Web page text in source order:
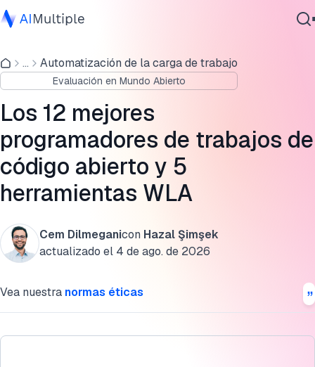
IA agencial
Ciberseguridad
Datos
Software empresarial
Servicios
... Automatización de la carga de trabajo
Evaluación en Mundo Abierto
Los 12 mejores
programadores de trabajos de
código abierto y 5
herramientas WLA
Cem Dilmeganicon Hazal Şimşek
actualizado el 4 de ago. de 2026
Vea nuestra normas éticas
de trabajo
Los mejores programadores de trabajos de código abierto
Alternativas de código cerrado orientadas a empresas
Qué buscar al elegir un programador de trabajos de código
abierto
abierto y las herramientas de automatización de cargas de
trabajo
trabajos de código abierto